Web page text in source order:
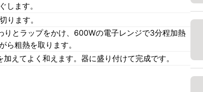
します。
ります。
りとラップをかけ、600Wの電子レンジで3分程加熱
ら粗熱を取ります。
えてよく和えます。器に盛り付けて完成です。